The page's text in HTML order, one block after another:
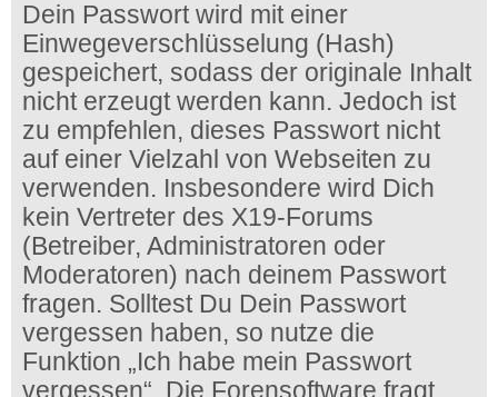
Dein Passwort wird mit einer
Einwegeverschlüsselung (Hash)
gespeichert, sodass der originale Inhalt
nicht erzeugt werden kann. Jedoch ist
zu empfehlen, dieses Passwort nicht
auf einer Vielzahl von Webseiten zu
verwenden. Insbesondere wird Dich
kein Vertreter des X19-Forums
(Betreiber, Administratoren oder
Moderatoren) nach deinem Passwort
fragen. Solltest Du Dein Passwort
vergessen haben, so nutze die
Funktion „Ich habe mein Passwort
vergessen“. Die Forensoftware fragt